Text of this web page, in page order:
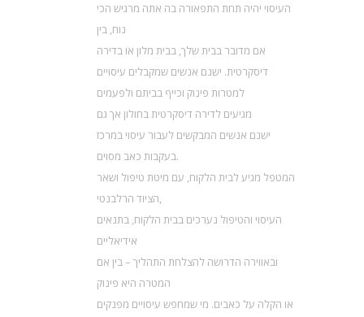
העיסוי יהיה תחת התפאורה בה אתה מרגיש הכי
נוח, בין
אם מדובר בבית שלך, בבית מלון או בדירה
דיסקרטית. ישנם אנשים שמקבלים עיסויים
למטרות פינוק וכייף בביתם ולפעמים
מגיעים לדירה דיסקרטית בחולון אך גם
ישנם אנשים המבקשים לעבור עיסוי במרכז
בעקבות כאב מסוים.
המטפל מגיע לבית הלקוח, עם מיטת טיפול ושאר
הציוד הרלבנטי,
העיסוי והטיפול נערכים בבית הלקוח, בתנאים
אידיאליים
ובאווירה הדרושה להצלחת התהליך – בין אם
המטרה היא פינוק
או הקלה על כאבים. מי שמחפש עיסויים מפנקים